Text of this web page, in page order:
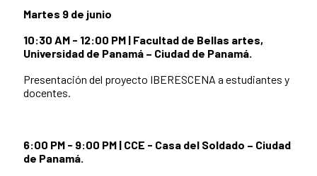
Martes 9 de junio
10:30 AM - 12:00 PM | Facultad de Bellas artes,
Universidad de Panamá – Ciudad de Panamá.
Presentación del proyecto IBERESCENA a estudiantes y
docentes.
6:00 PM - 9:00 PM | CCE - Casa del Soldado – Ciudad
de Panamá.